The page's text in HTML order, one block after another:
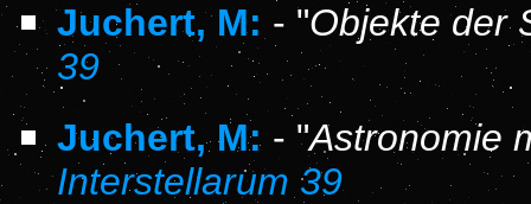
Juchert, M: - "Objekte der
39
Juchert, M: - "Astronomie
Interstellarum 39